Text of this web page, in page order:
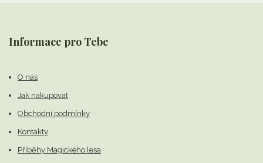
Informace pro Tebe
O nás
Jak nakupovat
Obchodní podmínky
Kontakty
Příběhy Magického lesa